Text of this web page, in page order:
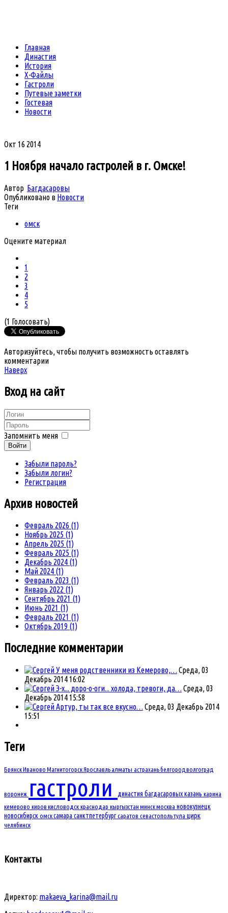
Главная
Династия
История
Х-Файлы
Гастроли
Путевые заметки
Гостевая
Новости
Окт 16 2014
1 Ноября начало гастролей в г. Омске!
Автор Багдасаровы
Опубликовано в Новости
Теги
омск
Оцените материал
1
2
3
4
5
(1 Голосовать)
Авторизуйтесь, чтобы получить возможность оставлять
комментарии
Наверх
Вход на сайт
Запомнить меня
Войти
Забыли пароль?
Забыли логин?
Регистрация
Архив новостей
Февраль 2026 (1)
Ноябрь 2025 (1)
Апрель 2025 (1)
Февраль 2025 (1)
Декабрь 2024 (1)
Май 2024 (1)
Февраль 2023 (1)
Январь 2022 (1)
Сентябрь 2021 (1)
Июнь 2021 (1)
Февраль 2021 (1)
Октябрь 2019 (1)
Последние комментарии
У меня родственники из Кемерово,… Среда, 03
Декабрь 2014 16:02
Э-х... доро-о-оги... холода, тревоги, да… Среда, 03
Декабрь 2014 15:58
Артур, ты так все вкусно… Среда, 03 Декабрь 2014
15:51
Теги
БрянскИваново МагнитогорскЯрославльалматы астраханьбелгород волгоград
воронеж гастроли династия багдасаровыхказань карина
кемерово киров кисловодск краснодар кыргызстан минскмосква новокузнецк
новосибирск омсксамара санктпетербургсаратов севастопольтула цирк
челябинск
Контакты
Директор: makaeva_karina@mail.ru